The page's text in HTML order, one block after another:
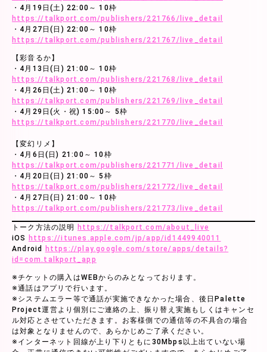
・4月19日(土) 22:00～ 10枠
https://talkport.com/publishers/221766/live_detail
・4月27日(日) 22:00～ 10枠
https://talkport.com/publishers/221767/live_detail
【彩音るか】
・4月13日(日) 21:00～ 10枠
https://talkport.com/publishers/221768/live_detail
・4月26日(土) 21:00～ 10枠
https://talkport.com/publishers/221769/live_detail
・4月29日(火・祝) 15:00～ 5枠
https://talkport.com/publishers/221770/live_detail
【変幻リメ】
・4月6日(日) 21:00～ 10枠
https://talkport.com/publishers/221771/live_detail
・4月20日(日) 21:00～ 5枠
https://talkport.com/publishers/221772/live_detail
・4月27日(日) 21:00～ 10枠
https://talkport.com/publishers/221773/live_detail
トーク方法の説明
https://talkport.com/about_live
iOS
https://itunes.apple.com/jp/app/id1449940011
Android
https://play.google.com/store/apps/details?
id=com.talkport_app
※チケットの購入はWEBからのみとなっております。
※通話はアプリで行います。
※システムエラー等で通話が実施できなかった場合、後日Palette
Project運営より個別にご連絡の上、振り替え実施もしくはキャンセ
ル対応とさせていただきます。お客様側での通信等の不具合の場合
は対象となりませんので、あらかじめご了承ください。
※インターネット回線が上り下りともに30Mbps以上出ていない場